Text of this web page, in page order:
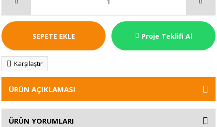
SEPETE EKLE Proje Teklifi Al
Karşılaştır
ÜRÜN AÇIKLAMASI
ÜRÜN YORUMLARI